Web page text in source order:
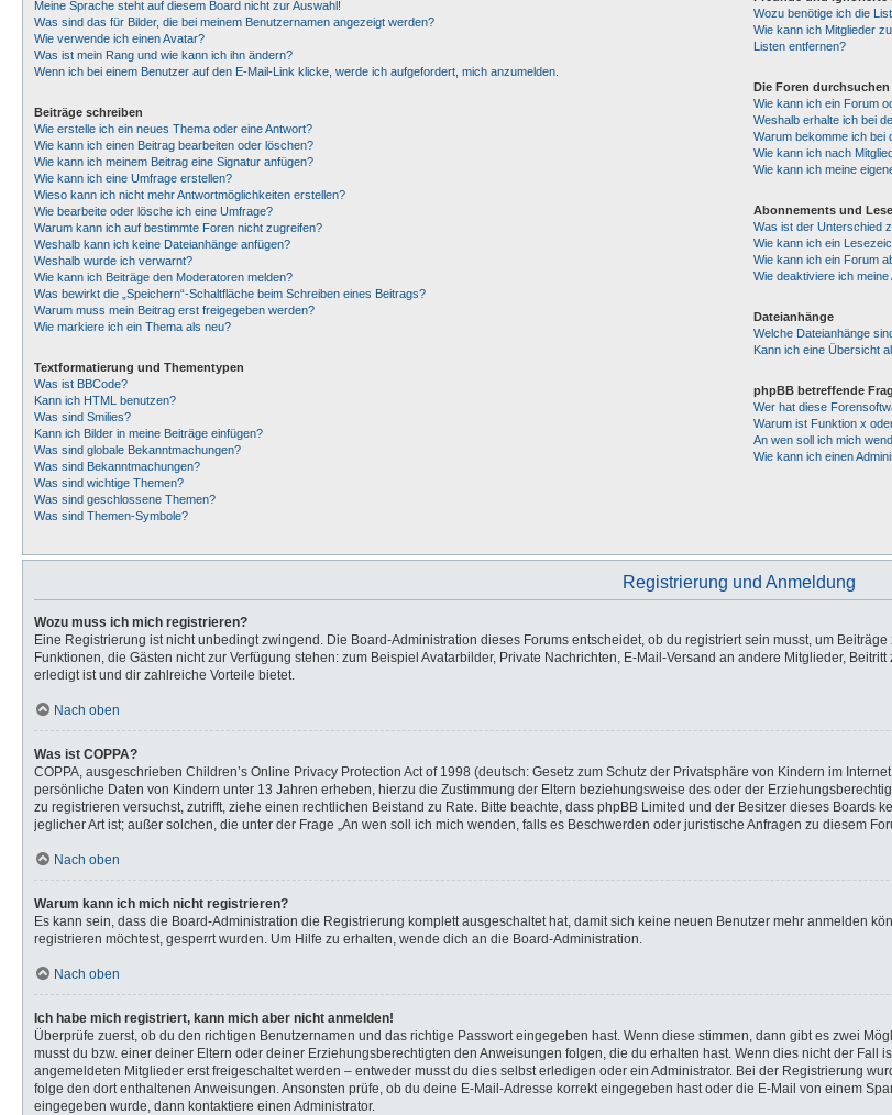
Meine Sprache steht auf diesem Board nicht zur Auswahl!
Was sind das für Bilder, die bei meinem Benutzernamen angezeigt werden?
Wie verwende ich einen Avatar?
Was ist mein Rang und wie kann ich ihn ändern?
Wenn ich bei einem Benutzer auf den E-Mail-Link klicke, werde ich aufgefordert, mich anzumelden.
Beiträge schreiben
Wie erstelle ich ein neues Thema oder eine Antwort?
Wie kann ich einen Beitrag bearbeiten oder löschen?
Wie kann ich meinem Beitrag eine Signatur anfügen?
Wie kann ich eine Umfrage erstellen?
Wieso kann ich nicht mehr Antwortmöglichkeiten erstellen?
Wie bearbeite oder lösche ich eine Umfrage?
Warum kann ich auf bestimmte Foren nicht zugreifen?
Weshalb kann ich keine Dateianhänge anfügen?
Weshalb wurde ich verwarnt?
Wie kann ich Beiträge den Moderatoren melden?
Was bewirkt die „Speichern“-Schaltfläche beim Schreiben eines Beitrags?
Warum muss mein Beitrag erst freigegeben werden?
Wie markiere ich ein Thema als neu?
Textformatierung und Thementypen
Was ist BBCode?
Kann ich HTML benutzen?
Was sind Smilies?
Kann ich Bilder in meine Beiträge einfügen?
Was sind globale Bekanntmachungen?
Was sind Bekanntmachungen?
Was sind wichtige Themen?
Was sind geschlossene Themen?
Was sind Themen-Symbole?
Wozu benötige ich die
Wie kann ich Mitglieder
Listen entfernen?
Die Foren durchsuchen
Wie kann ich ein Forum
Weshalb erhalte ich bei
Warum bekomme ich bei
Wie kann ich nach
Wie kann ich meine
Abonnements und
Was ist der Unterschied
Wie kann ich ein
Wie kann ich ein Forum
Wie deaktiviere ich meine
Dateianhänge
Welche Dateianhänge
Kann ich eine Übersicht
phpBB betreffende
Wer hat diese
Warum ist Funktion x
An wen soll ich mich
Wie kann ich einen
Registrierung und Anmeldung
Wozu muss ich mich registrieren?
Eine Registrierung ist nicht unbedingt zwingend. Die Board-Administration dieses Forums entscheidet, ob du registriert sein musst, um
Funktionen, die Gästen nicht zur Verfügung stehen: zum Beispiel Avatarbilder, Private Nachrichten, E-Mail-Versand an andere Mitglieder,
erledigt ist und dir zahlreiche Vorteile bietet.
Nach oben
Was ist COPPA?
COPPA, ausgeschrieben Children’s Online Privacy Protection Act of 1998 (deutsch: Gesetz zum Schutz der Privatsphäre von Kindern im
persönliche Daten von Kindern unter 13 Jahren erheben, hierzu die Zustimmung der Eltern beziehungsweise des oder der
zu registrieren versuchst, zutrifft, ziehe einen rechtlichen Beistand zu Rate. Bitte beachte, dass phpBB Limited und der Besitzer dieses
jeglicher Art ist; außer solchen, die unter der Frage „An wen soll ich mich wenden, falls es Beschwerden oder juristische Anfragen zu diesem
Nach oben
Warum kann ich mich nicht registrieren?
Es kann sein, dass die Board-Administration die Registrierung komplett ausgeschaltet hat, damit sich keine neuen Benutzer mehr anmelden
registrieren möchtest, gesperrt wurden. Um Hilfe zu erhalten, wende dich an die Board-Administration.
Nach oben
Ich habe mich registriert, kann mich aber nicht anmelden!
Überprüfe zuerst, ob du den richtigen Benutzernamen und das richtige Passwort eingegeben hast. Wenn diese stimmen, dann gibt es zwei
musst du bzw. einer deiner Eltern oder deiner Erziehungsberechtigten den Anweisungen folgen, die du erhalten hast. Wenn dies nicht der
angemeldeten Mitglieder erst freigeschaltet werden – entweder musst du dies selbst erledigen oder ein Administrator. Bei der Registrierung
folge den dort enthaltenen Anweisungen. Ansonsten prüfe, ob du deine E-Mail-Adresse korrekt eingegeben hast oder die E-Mail von einem
eingegeben wurde, dann kontaktiere einen Administrator.